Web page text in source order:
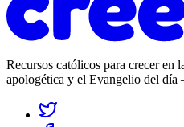
Recursos católicos para crecer en
apologética y el Evangelio del